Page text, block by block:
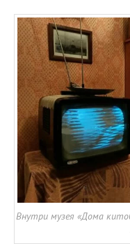
Внутри музея «Дома